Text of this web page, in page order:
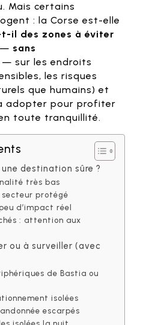
Mais certains
: la Corse est-elle
t-il des zones à éviter
— sans
— sur les endroits
les risques
que humains) et
adopter pour profiter
toute tranquillité.
destination sûre ?
très bas
secteur protégé
d’impact réel
: attention aux
ou à surveiller (avec
de Bastia ou
isolées
escarpés